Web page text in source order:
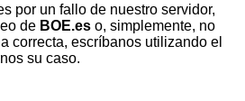
por un fallo de nuestro servidor,
de BOE.es o, simplemente, no
correcta, escríbanos utilizando el
su caso.